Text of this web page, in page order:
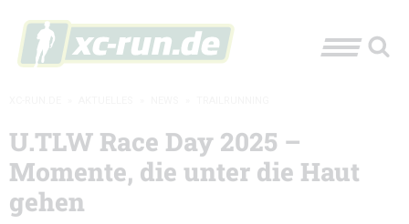
U.TLW Race Day 2025 –
Momente, die unter die Haut
gehen